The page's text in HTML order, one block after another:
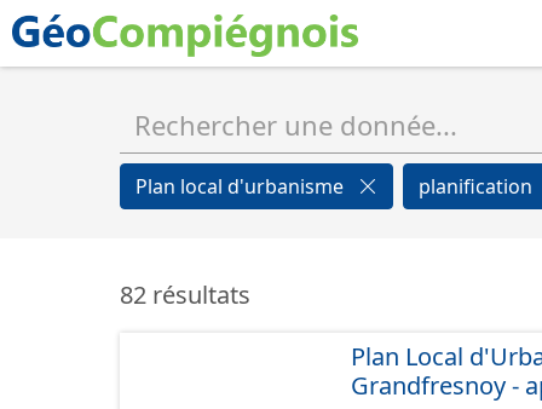
Plan local d'urbanisme planification
82 résultats
Plan Local
Grandfresnoy -